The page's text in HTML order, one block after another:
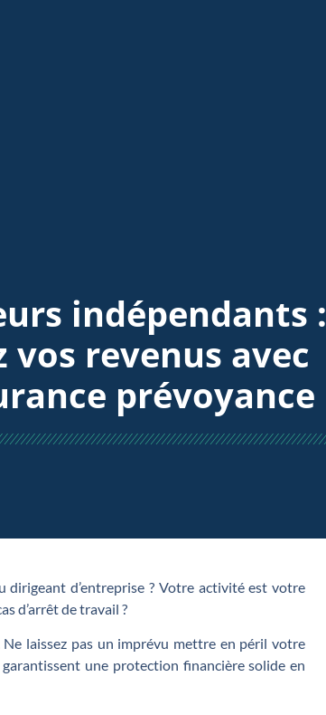
indépendants :
vos revenus avec
prévoyance
dirigeant d’entreprise ? Votre activité est votre
d’arrêt de travail ?
laissez pas un imprévu mettre en péril votre
garantissent une protection financière solide en